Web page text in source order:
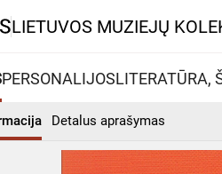
LIETUVOS MUZIEJŲ
PERSONALIJOSLITERATŪRA,
Detalus aprašymas